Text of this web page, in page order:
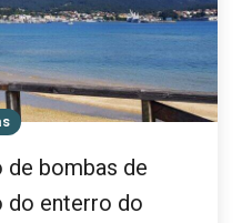
bombas de
do enterro do